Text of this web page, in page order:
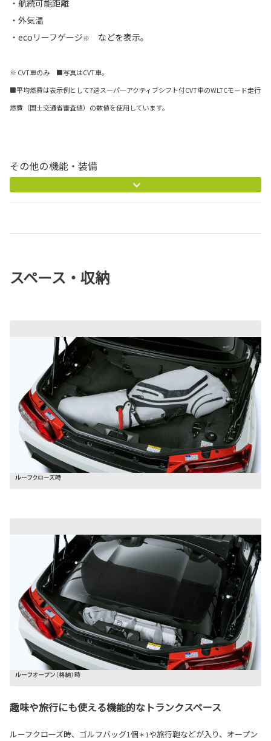
・航続可能距離
・外気温
・ecoリーフゲージ※ などを表示。
※ CVT車のみ ■写真はCVT車。
■平均燃費は表示例として7速スーパーアクティブシフト付CVT車のWLTCモード走行
燃費（国土交通省審査値）の数値を使用しています。
その他の機能・装備
スペース・収納
趣味や旅行にも使える機能的なトランクスペース
ルーフクローズ時、ゴルフバッグ1個＊1や旅行鞄などが入り、オープン